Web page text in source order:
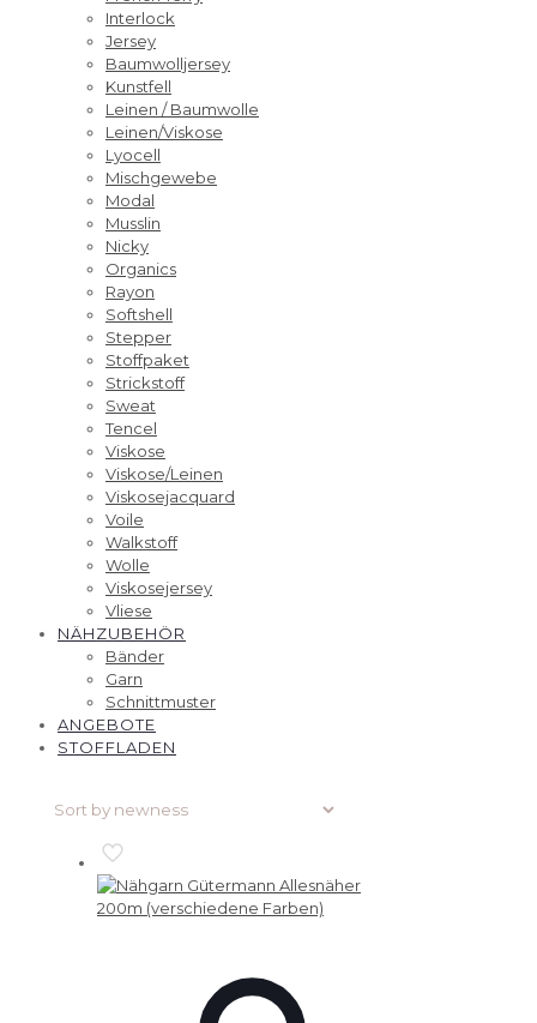
Interlock
Jersey
Baumwolljersey
Kunstfell
Leinen / Baumwolle
Leinen/Viskose
Lyocell
Mischgewebe
Modal
Musslin
Nicky
Organics
Rayon
Softshell
Stepper
Stoffpaket
Strickstoff
Sweat
Tencel
Viskose
Viskose/Leinen
Viskosejacquard
Voile
Walkstoff
Wolle
Viskosejersey
Vliese
NÄHZUBEHÖR
Bänder
Garn
Schnittmuster
ANGEBOTE
STOFFLADEN